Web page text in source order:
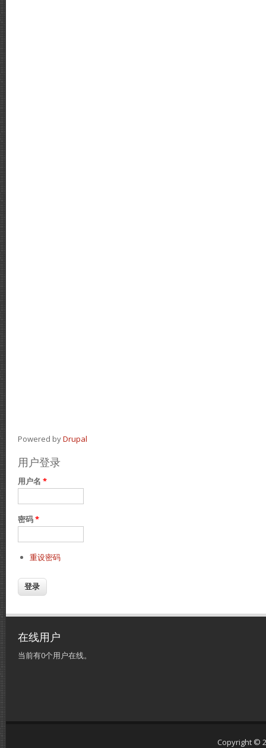
Powered byDrupal
用户登录
用户名 *
密码*
重设密码
在线用户
当前有0个用户在线。
Copyright ©